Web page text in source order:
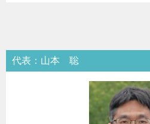
代表：山本 聡